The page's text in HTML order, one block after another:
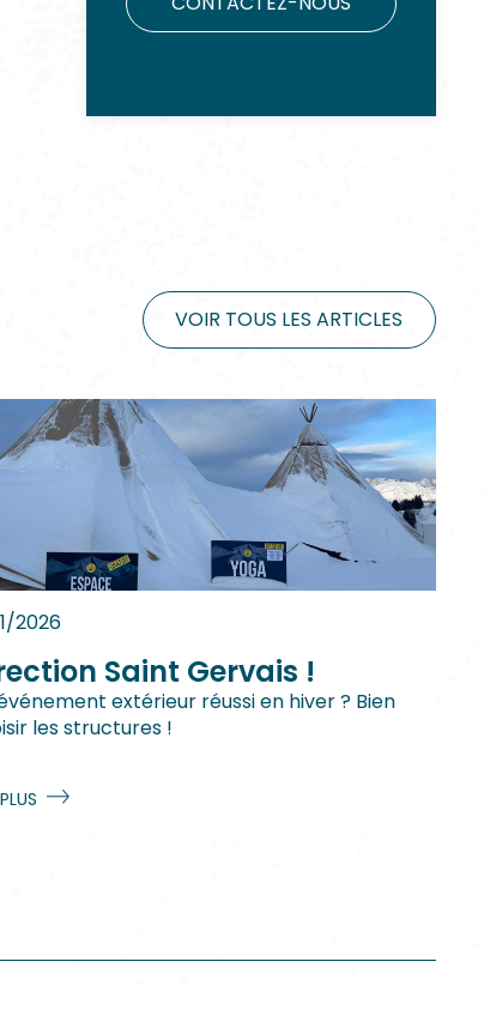
VOIR TOUS LES ARTICLES
2026
Saint Gervais !
extérieur réussi en hiver ? Bien
les structures !